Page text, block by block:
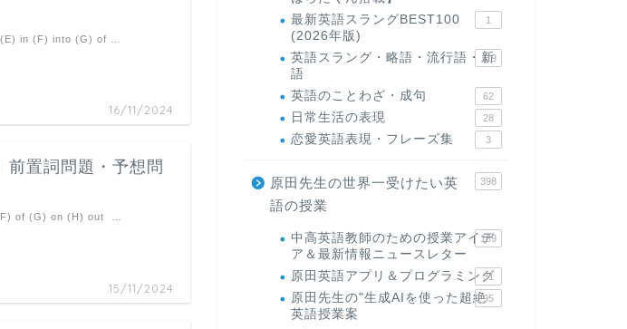
16/11/2024
in (F) into (G) of …
前置詞問題・予想問
15/11/2024
of (G) on (H) out …
最新英語スラングBEST100
(2026年版)
1
英語スラング・略語・流行語・新
語
119
英語のことわざ・成句 62
日常生活の表現 28
恋愛英語表現・フレーズ集 3
原田先生の世界一受けたい英
語の授業
398
中高英語教師のための授業アイデ
ア＆最新情報ニュースレター
169
原田英語アプリ＆プログラミング
31
原田先生の"生成AIを使った超絶
英語授業案
95